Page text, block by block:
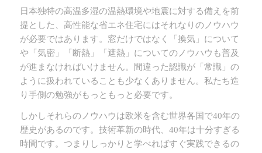
日本独特の高温多湿の温熱環境や地震に対する備えを前
提とした、高性能な省エネ住宅にはそれなりのノウハウ
が必要ではあります。窓だけではなく「換気」について
や「気密」「断熱」「遮熱」についてのノウハウも普及
が進まなければいけません。間違った認識が「常識」の
ように扱われていることも少なくありません。私たち造
り手側の勉強がもっともっと必要です。
しかしそれらのノウハウは欧米を含む世界各国で40年の
歴史があるのです。技術革新の時代、40年は十分すぎる
時間です。つまりしっかりと学べればすぐ実践できるの